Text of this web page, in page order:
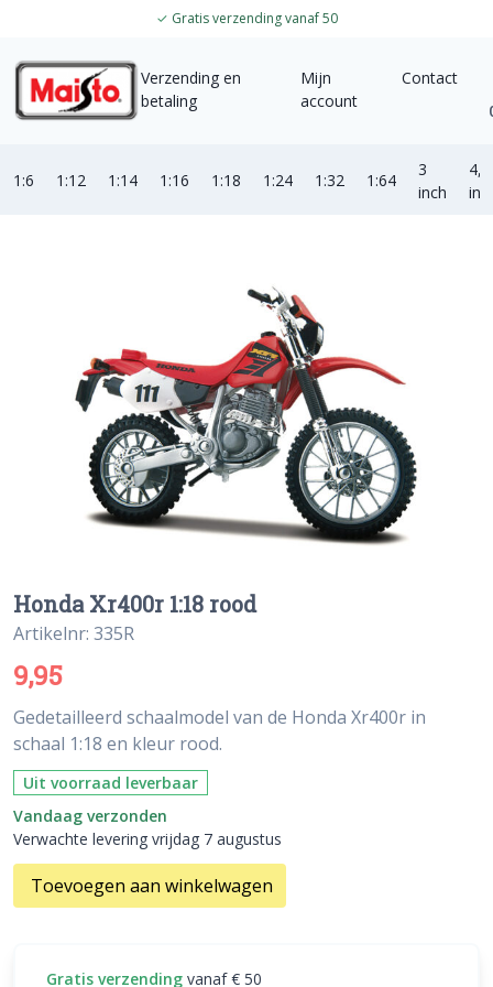
✓ Gratis verzending vanaf 50
Verzending en
betaling
Mijn
account
Contact
1:6 1:12 1:14 1:16 1:18 1:24 1:32 1:64
3
inch
4,5
Honda Xr400r 1:18 rood
Artikelnr: 335R
9,95
Gedetailleerd schaalmodel van de Honda Xr400r in
schaal 1:18 en kleur rood.
Uit voorraad leverbaar
Vandaag verzonden
Verwachte levering vrijdag 7 augustus
Toevoegen aan winkelwagen
Gratis verzending vanaf € 50